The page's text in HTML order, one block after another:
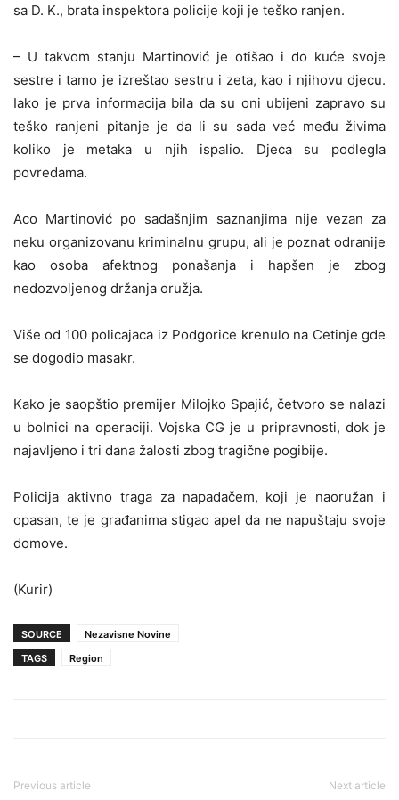
sa D. K., brata inspektora policije koji je teško ranjen.
– U takvom stanju Martinović je otišao i do kuće svoje
sestre i tamo je izreštao sestru i zeta, kao i njihovu djecu.
Iako je prva informacija bila da su oni ubijeni zapravo su
teško ranjeni pitanje je da li su sada već među živima
koliko je metaka u njih ispalio. Djeca su podlegla
povredama.
Aco Martinović po sadašnjim saznanjima nije vezan za
neku organizovanu kriminalnu grupu, ali je poznat odranije
kao osoba afektnog ponašanja i hapšen je zbog
nedozvoljenog držanja oružja.
Više od 100 policajaca iz Podgorice krenulo na Cetinje gde
se dogodio masakr.
Kako je saopštio premijer Milojko Spajić, četvoro se nalazi
u bolnici na operaciji. Vojska CG je u pripravnosti, dok je
najavljeno i tri dana žalosti zbog tragične pogibije.
Policija aktivno traga za napadačem, koji je naoružan i
opasan, te je građanima stigao apel da ne napuštaju svoje
domove.
(Kurir)
SOURCE
Nezavisne Novine
TAGS
Region
Previous article Next article